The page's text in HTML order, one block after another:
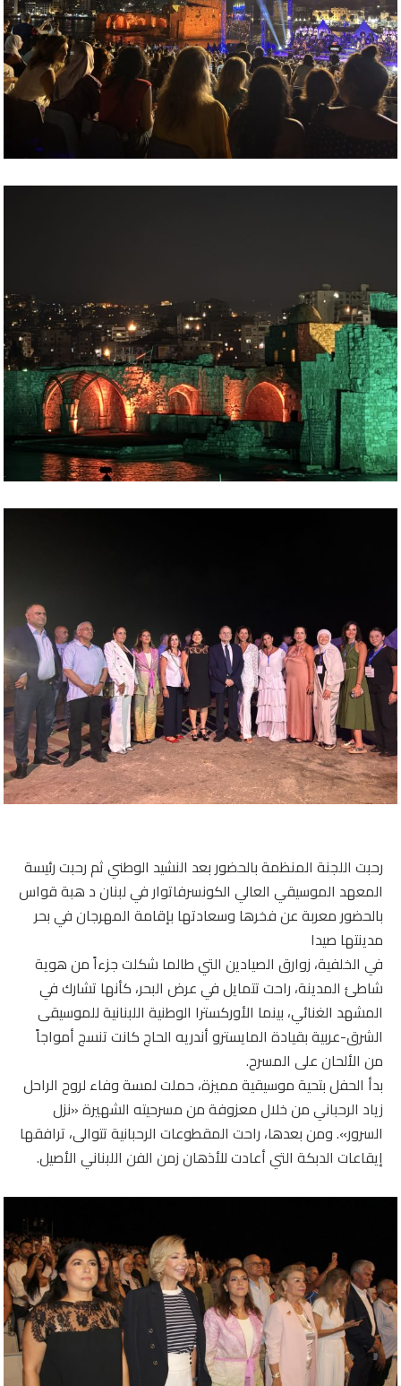
رحبت اللجنة المنظمة بالحضور بعد النشيد الوطني ثم رحبت رئيسة
المعهد الموسيقي العالي الكونسرفاتوار في لبنان د هبة قواس
بالحضور معربة عن فخرها وسعادتها بإقامة المهرجان في بحر
مدينتها صيدا
في الخلفية، زوارق الصيادين التي طالما شكلت جزءاً من هوية
شاطئ المدينة، راحت تتمايل في عرض البحر، كأنها تشارك في
المشهد الغنائي، بينما الأوركسترا الوطنية اللبنانية للموسيقى
الشرق-عربية بقيادة المايسترو أندريه الحاج كانت تنسج أمواجاً
من الألحان على المسرح.
بدأ الحفل بتحية موسيقية مميزة، حملت لمسة وفاء لروح الراحل
زياد الرحباني من خلال معزوفة من مسرحيته الشهيرة «نزل
السرور». ومن بعدها، راحت المقطوعات الرحبانية تتوالى، ترافقها
إيقاعات الدبكة التي أعادت للأذهان زمن الفن اللبناني الأصيل.